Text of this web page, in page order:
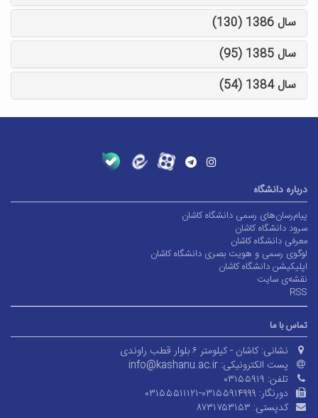
سال 1386 (130)
سال 1385 (95)
سال 1384 (54)
درباره دانشگاه
پیام‌رسان‌های رسمی دانشگاه کاشان
سرود دانشگاه کاشان
معرفی دانشگاه کاشان
لوگوی رسمی و هویت بصری دانشگاه کاشان
اپلیکیشن دانشگاه کاشان
نقشه‌ی سایت
RSS
تماس با ما
نشانی: کاشان - کیلومتر ۶ بلوار قطب راوندی
پست الکترونیکی: info@kashanu.ac.ir
تلفن: ۰۳۱۵۵۹۱۹
دورنگار: ۰۳۱۵۵۵۱۱۱۲۱-۰۳۱۵۵۹۱۴۹۹۹
کدپستی: ۸۷۳۱۷۵۳۱۵۳